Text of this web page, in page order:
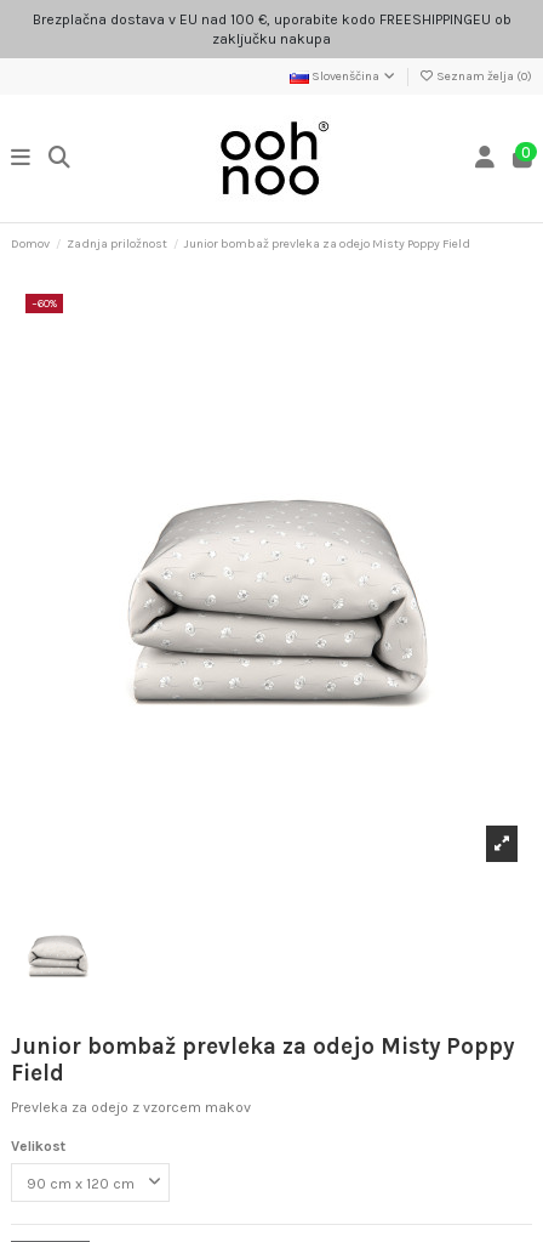
Brezplačna dostava v EU nad 100 €, uporabite kodo FREESHIPPINGEU ob
zaključku nakupa
Slovenščina Seznam želja (0)
0
Domov Zadnja priložnost Junior bombaž prevleka za odejo Misty Poppy Field
−60%
Junior bombaž prevleka za odejo Misty Poppy
Field
Prevleka za odejo z vzorcem makov
Velikost